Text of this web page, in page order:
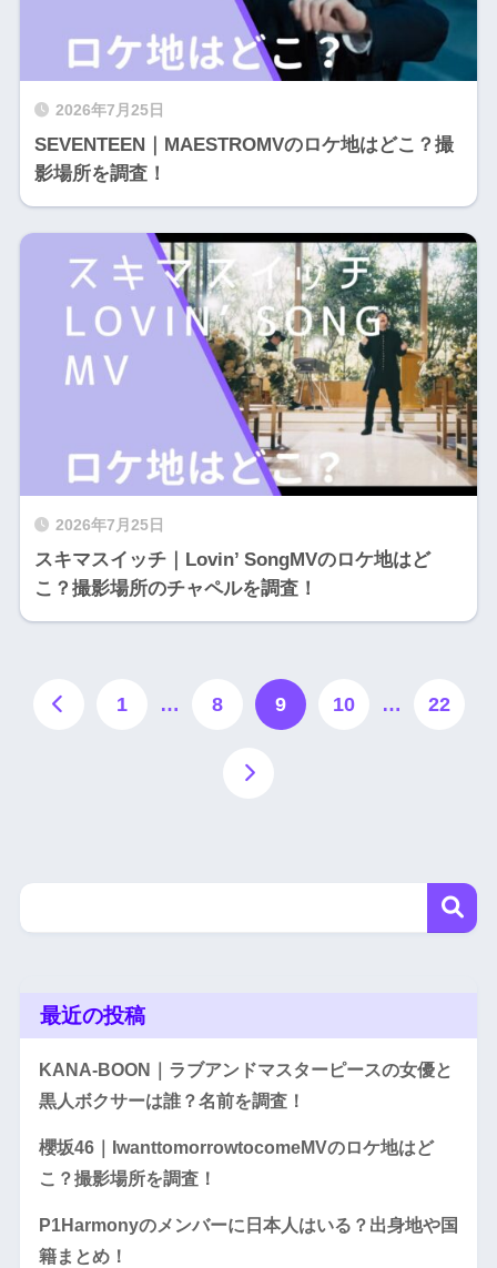
2026年7月25日
SEVENTEEN｜MAESTROMVのロケ地はどこ？撮
影場所を調査！
2026年7月25日
スキマスイッチ｜Lovin’ SongMVのロケ地はど
こ？撮影場所のチャペルを調査！
1 … 8 9 10 … 22
最近の投稿
KANA-BOON｜ラブアンドマスターピースの女優と
黒人ボクサーは誰？名前を調査！
櫻坂46｜IwanttomorrowtocomeMVのロケ地はど
こ？撮影場所を調査！
P1Harmonyのメンバーに日本人はいる？出身地や国
籍まとめ！